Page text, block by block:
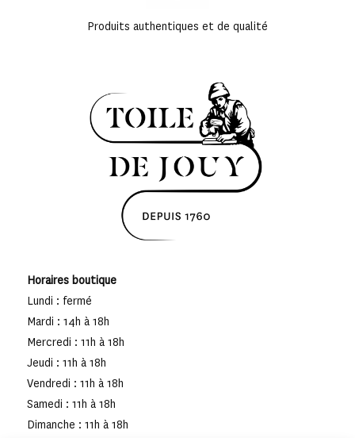
Produits authentiques et de qualité
Horaires boutique
Lundi : fermé
Mardi : 14h à 18h
Mercredi : 11h à 18h
Jeudi : 11h à 18h
Vendredi : 11h à 18h
Samedi : 11h à 18h
Dimanche : 11h à 18h